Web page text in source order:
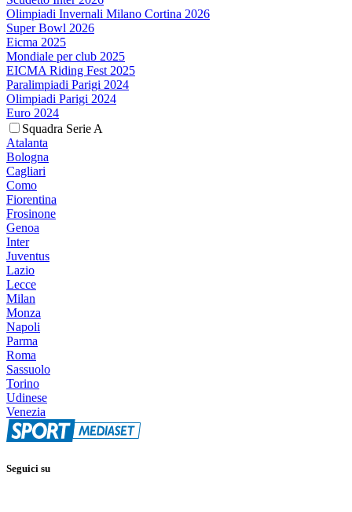
Olimpiadi Invernali Milano Cortina 2026
Super Bowl 2026
Eicma 2025
Mondiale per club 2025
EICMA Riding Fest 2025
Paralimpiadi Parigi 2024
Olimpiadi Parigi 2024
Euro 2024
Squadra Serie A
Atalanta
Bologna
Cagliari
Como
Fiorentina
Frosinone
Genoa
Inter
Juventus
Lazio
Lecce
Milan
Monza
Napoli
Parma
Roma
Sassuolo
Torino
Udinese
Venezia
Seguici su